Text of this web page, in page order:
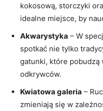
kokosową, storczyki
idealne ⁣miejsce, ‌by
Akwarystyka – W
spotkać nie⁢ tylko
⁤gatunki,⁣ które pobudzą
odkrywców.
Kwiatowa galeria –
zmieniają się w